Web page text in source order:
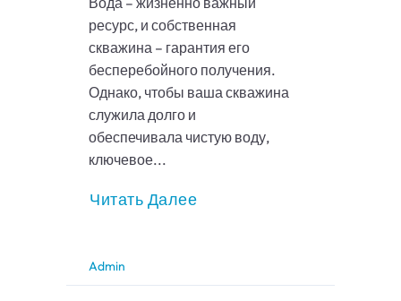
ресурс, и собственная
скважина – гарантия его
бесперебойного получения.
Однако, чтобы ваша скважина
служила долго и
обеспечивала чистую воду,
ключевое...
Читать Далее
Admin